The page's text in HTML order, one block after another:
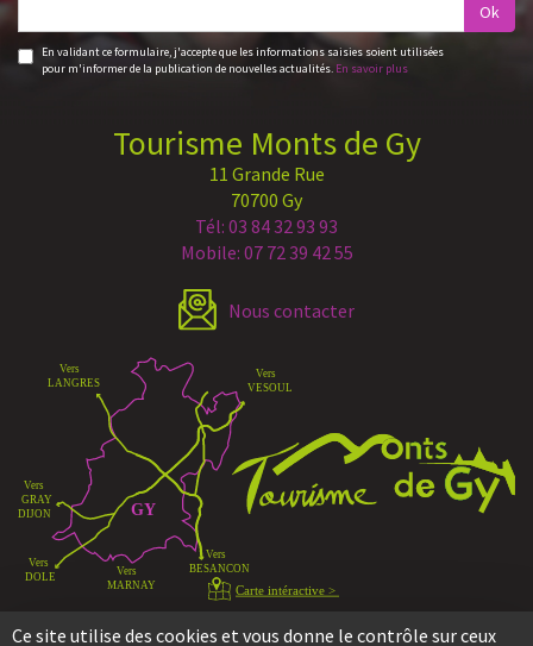
En validant ce formulaire, j'accepte que les informations saisies soient utilisées
pour m'informer de la publication de nouvelles actualités. En savoir plus
Ok
Tourisme Monts de Gy
11 Grande Rue
70700 Gy
Tél: 03 84 32 93 93
Mobile: 07 72 39 42 55
Nous contacter
Copyright ©2026 - Office de Tourisme des Monts de GY - Tous
Ce site utilise des cookies et vous donne le contrôle sur ceux